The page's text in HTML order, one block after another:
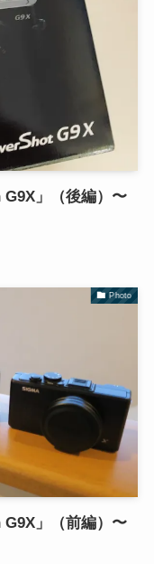
」（後編）〜
Photo
」（前編）〜